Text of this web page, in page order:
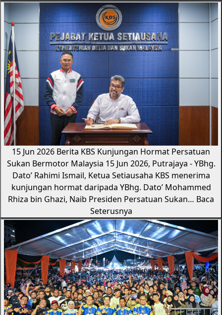
15 Jun 2026 Berita KBS Kunjungan Hormat Persatuan
Sukan Bermotor Malaysia 15 Jun 2026, Putrajaya - YBhg.
Dato’ Rahimi Ismail, Ketua Setiausaha KBS menerima
kunjungan hormat daripada YBhg. Dato’ Mohammed
Rhiza bin Ghazi, Naib Presiden Persatuan Sukan… Baca
Seterusnya